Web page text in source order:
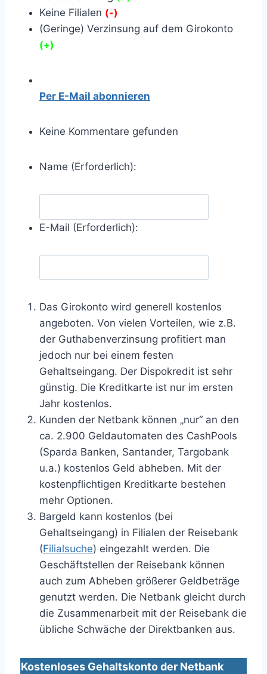
Keine Filialen (-)
(Geringe) Verzinsung auf dem Girokonto
(+)
Per E-Mail abonnieren
Keine Kommentare gefunden
Name (Erforderlich):
E-Mail (Erforderlich):
Das Girokonto wird generell kostenlos
angeboten. Von vielen Vorteilen, wie z.B.
der Guthabenverzinsung profitiert man
jedoch nur bei einem festen
Gehaltseingang. Der Dispokredit ist sehr
günstig. Die Kreditkarte ist nur im ersten
Jahr kostenlos.
Kunden der Netbank können „nur“ an den
ca. 2.900 Geldautomaten des CashPools
(Sparda Banken, Santander, Targobank
u.a.) kostenlos Geld abheben. Mit der
kostenpflichtigen Kreditkarte bestehen
mehr Optionen.
Bargeld kann kostenlos (bei
Gehaltseingang) in Filialen der Reisebank
(Filialsuche) eingezahlt werden. Die
Geschäftstellen der Reisebank können
auch zum Abheben größerer Geldbeträge
genutzt werden. Die Netbank gleicht durch
die Zusammenarbeit mit der Reisebank die
übliche Schwäche der Direktbanken aus.
Kostenloses Gehaltskonto der Netbank